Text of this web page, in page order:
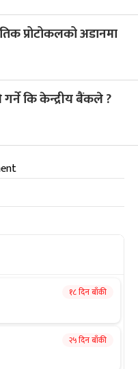
प्रोटोकलको अडानमा
कि केन्द्रीय बैंकले ?
१८ दिन बाँकी
२५ दिन बाँकी